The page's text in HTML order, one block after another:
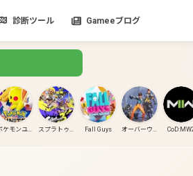
診断ツール Gameeブログ
ポケモンユナイト スプラトゥーン3 Fall Guys オーバーウォッチ